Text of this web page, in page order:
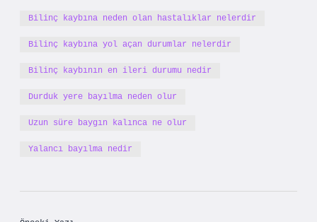
Bilinç kaybına neden olan hastalıklar nelerdir
Bilinç kaybına yol açan durumlar nelerdir
Bilinç kaybının en ileri durumu nedir
Durduk yere bayılma neden olur
Uzun süre baygın kalınca ne olur
Yalancı bayılma nedir